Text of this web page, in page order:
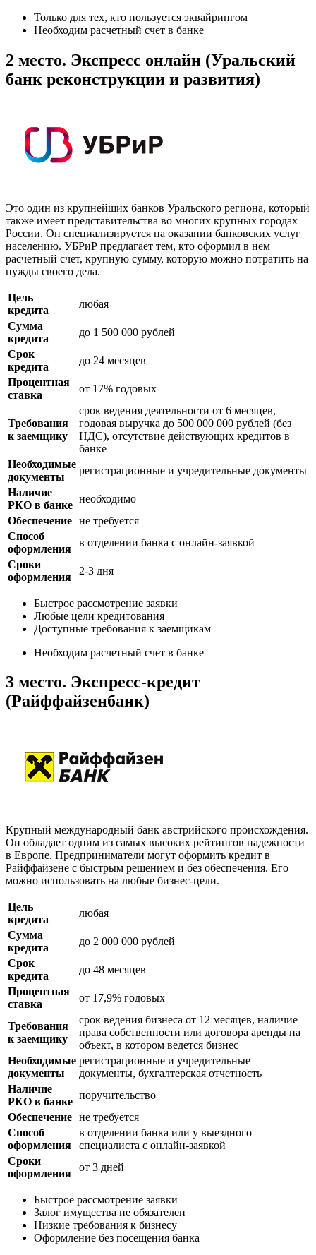
Только для тех, кто пользуется эквайрингом
Необходим расчетный счет в банке
2 место. Экспресс онлайн (Уральский
банк реконструкции и развития)
Это один из крупнейших банков Уральского региона, который
также имеет представительства во многих крупных городах
России. Он специализируется на оказании банковских услуг
населению. УБРиР предлагает тем, кто оформил в нем
расчетный счет, крупную сумму, которую можно потратить на
нужды своего дела.
Цель
кредита
любая
Сумма
кредита
до 1 500 000 рублей
Срок
кредита
до 24 месяцев
Процентная
ставка
от 17% годовых
Требования
к заемщику
срок ведения деятельности от 6 месяцев,
годовая выручка до 500 000 000 рублей (без
НДС), отсутствие действующих кредитов в
банке
Необходимые
документы
регистрационные и учредительные документы
Наличие
РКО в банке
необходимо
Обеспечение не требуется
Способ
оформления
в отделении банка с онлайн-заявкой
Сроки
оформления
2-3 дня
Быстрое рассмотрение заявки
Любые цели кредитования
Доступные требования к заемщикам
Необходим расчетный счет в банке
3 место. Экспресс-кредит
(Райффайзенбанк)
Крупный международный банк австрийского происхождения.
Он обладает одним из самых высоких рейтингов надежности
в Европе. Предприниматели могут оформить кредит в
Райффайзене с быстрым решением и без обеспечения. Его
можно использовать на любые бизнес-цели.
Цель
кредита
любая
Сумма
кредита
до 2 000 000 рублей
Срок
кредита
до 48 месяцев
Процентная
ставка
от 17,9% годовых
Требования
к заемщику
срок ведения бизнеса от 12 месяцев, наличие
права собственности или договора аренды на
объект, в котором ведется бизнес
Необходимые
документы
регистрационные и учредительные
документы, бухгалтерская отчетность
Наличие
РКО в банке
поручительство
Обеспечение не требуется
Способ
оформления
в отделении банка или у выездного
специалиста с онлайн-заявкой
Сроки
оформления
от 3 дней
Быстрое рассмотрение заявки
Залог имущества не обязателен
Низкие требования к бизнесу
Оформление без посещения банка